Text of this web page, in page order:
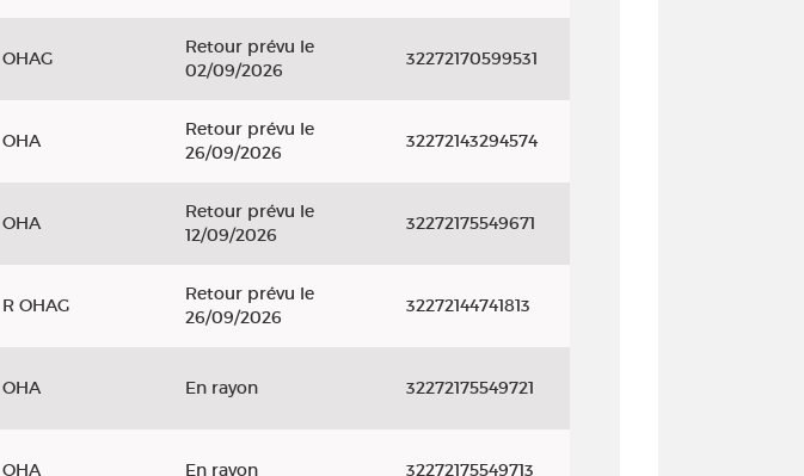
OHAG
Retour prévu le
02/09/2026
32272170599531
OHA
Retour prévu le
26/09/2026
32272143294574
OHA
Retour prévu le
12/09/2026
32272175549671
R OHAG
Retour prévu le
26/09/2026
32272144741813
OHA En rayon 32272175549721
OHA En rayon 32272175549713